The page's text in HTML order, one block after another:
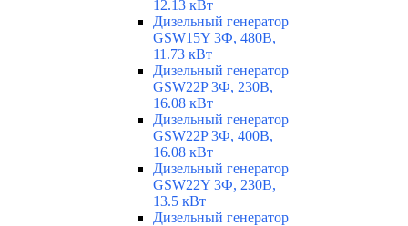
12.13 кВт
Дизельный генератор
GSW15Y 3Ф, 480В,
11.73 кВт
Дизельный генератор
GSW22P 3Ф, 230В,
16.08 кВт
Дизельный генератор
GSW22P 3Ф, 400В,
16.08 кВт
Дизельный генератор
GSW22Y 3Ф, 230В,
13.5 кВт
Дизельный генератор